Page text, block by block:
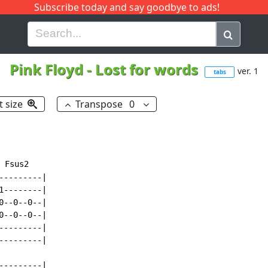
Subscribe today and say goodbye to ads!
H I J Q
Pink Floyd- Lost for words tabs ver. 1
size Transpose 0
Fsus2
|
|
0--0--|
0--0--|
|
|
|